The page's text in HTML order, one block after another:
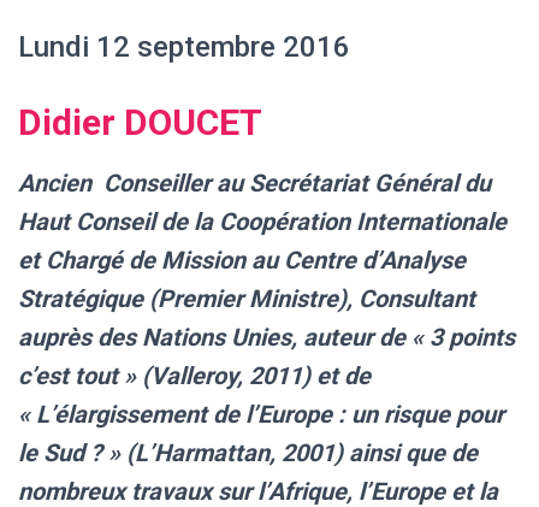
Lundi 12 septembre 2016
Didier DOUCET
Ancien Conseiller au Secrétariat Général du
Haut Conseil de la Coopération Internationale
et Chargé de Mission au Centre d’Analyse
Stratégique (Premier Ministre), Consultant
auprès des Nations Unies, auteur de « 3 points
c’est tout » (Valleroy, 2011) et de
« L’élargissement de l’Europe : un risque pour
le Sud ? » (L’Harmattan, 2001) ainsi que de
nombreux travaux sur l’Afrique, l’Europe et la